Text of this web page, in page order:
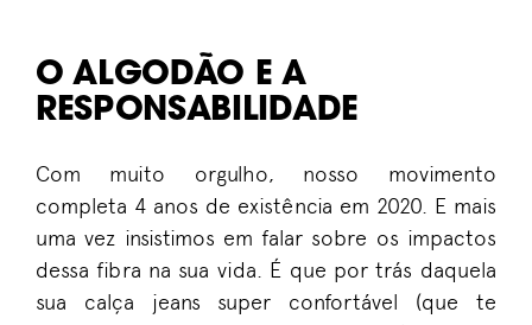
O ALGODÃO E A
RESPONSABILIDADE
Com muito orgulho, nosso movimento
completa 4 anos de existência em 2020. E mais
uma vez insistimos em falar sobre os impactos
dessa fibra na sua vida. É que por trás daquela
sua calça jeans super confortável (que te